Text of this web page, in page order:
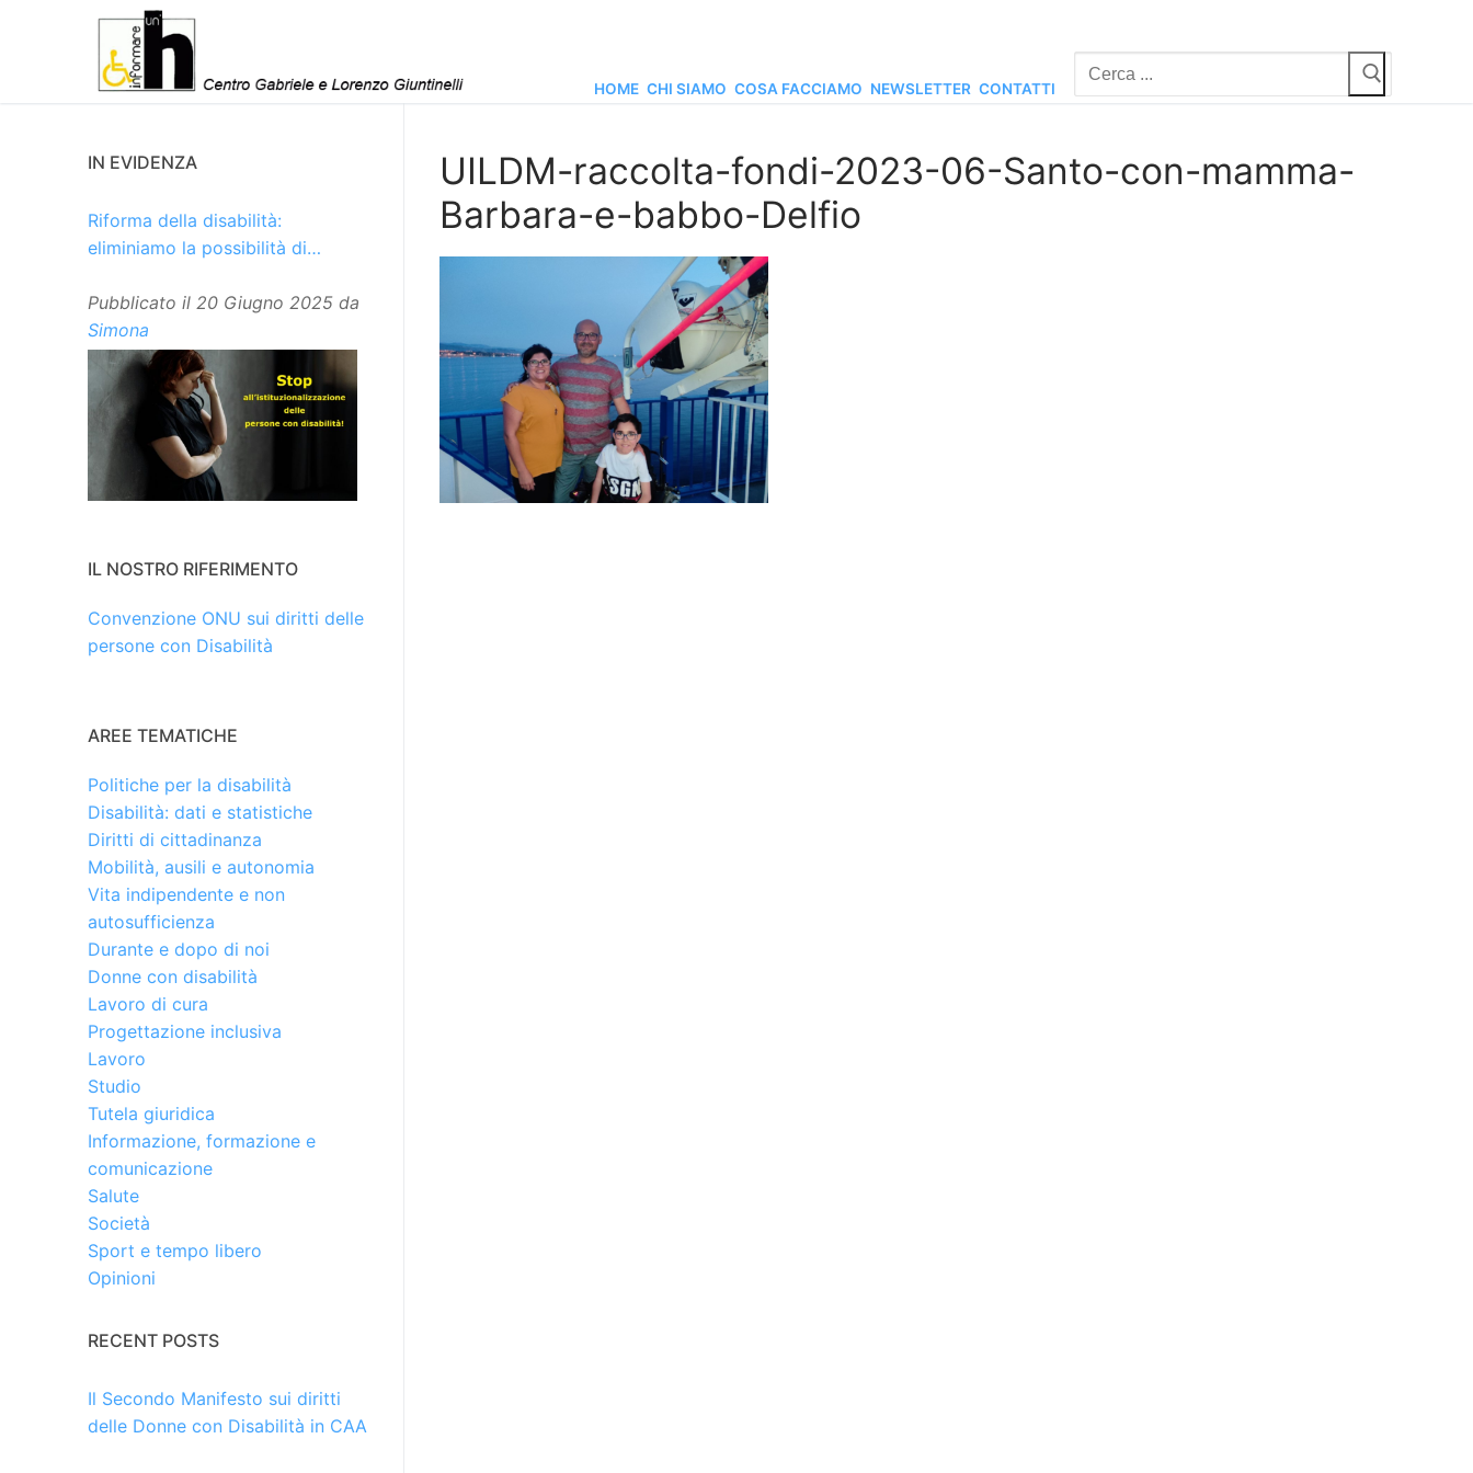
HOME CHI SIAMO COSA FACCIAMO NEWSLETTER CONTATTI
Cerca:
UILDM-raccolta-fondi-2023-06-Santo-con-mamma-
Barbara-e-babbo-Delfio
IN EVIDENZA
Riforma della disabilità:
eliminiamo la possibilità di
Pubblicato il 20 Giugno 2025 da
Simona
IL NOSTRO RIFERIMENTO
Convenzione ONU sui diritti delle
persone con Disabilità
AREE TEMATICHE
Politiche per la disabilità
Disabilità: dati e statistiche
Diritti di cittadinanza
Mobilità, ausili e autonomia
Vita indipendente e non
autosufficienza
Durante e dopo di noi
Donne con disabilità
Lavoro di cura
Progettazione inclusiva
Lavoro
Studio
Tutela giuridica
Informazione, formazione e
comunicazione
Salute
Società
Sport e tempo libero
Opinioni
RECENT POSTS
Il Secondo Manifesto sui diritti
delle Donne con Disabilità in CAA